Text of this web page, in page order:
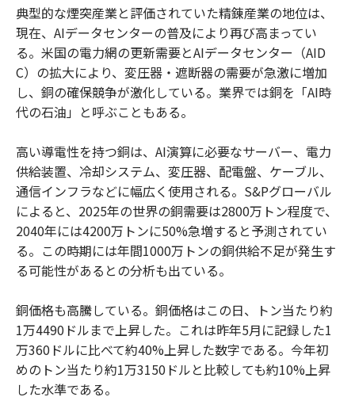
典型的な煙突産業と評価されていた精錬産業の地位は、
現在、AIデータセンターの普及により再び高まってい
る。米国の電力網の更新需要とAIデータセンター（AID
C）の拡大により、変圧器・遮断器の需要が急激に増加
し、銅の確保競争が激化している。業界では銅を「AI時
代の石油」と呼ぶこともある。
高い導電性を持つ銅は、AI演算に必要なサーバー、電力
供給装置、冷却システム、変圧器、配電盤、ケーブル、
通信インフラなどに幅広く使用される。S&Pグローバル
によると、2025年の世界の銅需要は2800万トン程度で、
2040年には4200万トンに50%急増すると予測されてい
る。この時期には年間1000万トンの銅供給不足が発生す
る可能性があるとの分析も出ている。
銅価格も高騰している。銅価格はこの日、トン当たり約
1万4490ドルまで上昇した。これは昨年5月に記録した1
万360ドルに比べて約40%上昇した数字である。今年初
めのトン当たり約1万3150ドルと比較しても約10%上昇
した水準である。